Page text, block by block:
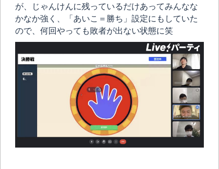
が、じゃんけんに残っているだけあってみんなな
かなか強く、「あいこ＝勝ち」設定にもしていた
ので、何回やっても敗者が出ない状態に笑